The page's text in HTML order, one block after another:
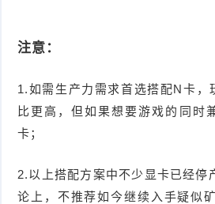
注意：
1.如需生产力需求首选搭配N卡，
比更高，但如果想要游戏的同时
卡；
2.以上搭配方案中不少显卡已经停
论上，不推荐如今继续入手疑似